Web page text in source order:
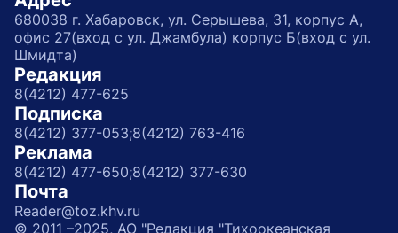
680038 г. Хабаровск, ул. Серышева, 31, корпус А,
офис 27(вход с ул. Джамбула) корпус Б(вход с ул.
Шмидта)
Редакция
8(4212) 477-625
Подписка
8(4212) 377-053;8(4212) 763-416
Реклама
8(4212) 477-650;8(4212) 377-630
Почта
Reader@toz.khv.ru
© 2011 –2025, АО "Редакция "Тихоокеанская